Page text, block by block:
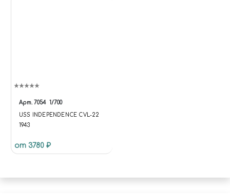
Арт. 7054 1/700
USS INDEPENDENCE CVL-22
1943
от 3780 ₽